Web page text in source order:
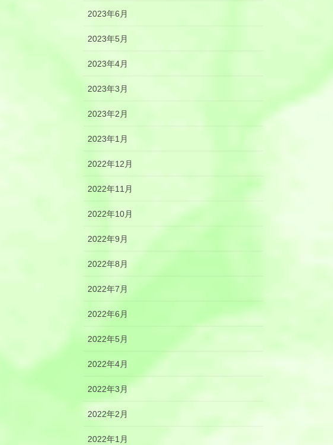
2023年6月
2023年5月
2023年4月
2023年3月
2023年2月
2023年1月
2022年12月
2022年11月
2022年10月
2022年9月
2022年8月
2022年7月
2022年6月
2022年5月
2022年4月
2022年3月
2022年2月
2022年1月